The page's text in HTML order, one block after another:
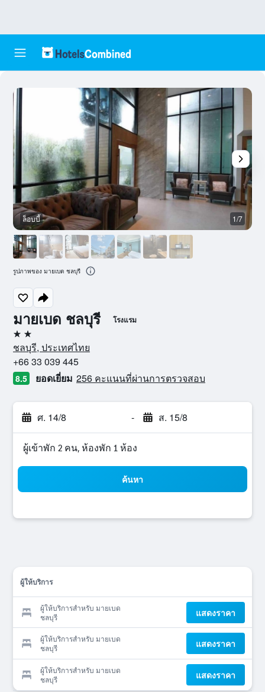
มายเบด ชลบุรี โรงแรม
2 ดาว
ชลบุรี, ประเทศไทย
+66 33 039 445
8.5 ยอดเยี่ยม 256 คะแนนที่ผ่านการตรวจสอบ
ศ. 14/8 - ส. 15/8
ผู้เข้าพัก 2 คน, ห้องพัก 1 ห้อง
ค้นหา
ผู้ให้บริการ
ผู้ให้บริการสำหรับ มายเบด
ชลบุรี
แสดงราคา
ผู้ให้บริการสำหรับ มายเบด
ชลบุรี
แสดงราคา
ผู้ให้บริการสำหรับ มายเบด
ชลบุรี
แสดงราคา
ล็อบบี้ 1/7
รูปภาพของ มายเบด ชลบุรี